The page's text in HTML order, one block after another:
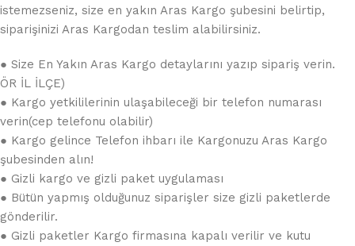
istemezseniz, size en yakın Aras Kargo şubesini belirtip,
siparişinizi Aras Kargodan teslim alabilirsiniz.
● Size En Yakın Aras Kargo detaylarını yazıp sipariş verin.
ÖR İL İLÇE)
● Kargo yetkililerinin ulaşabileceği bir telefon numarası
verin(cep telefonu olabilir)
● Kargo gelince Telefon ihbarı ile Kargonuzu Aras Kargo
şubesinden alın!
● Gizli kargo ve gizli paket uygulaması
● Bütün yapmış olduğunuz siparişler size gizli paketlerde
gönderilir.
● Gizli paketler Kargo firmasına kapalı verilir ve kutu